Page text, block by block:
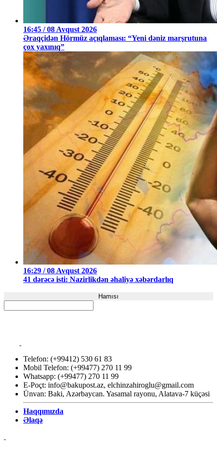
16:45 / 08 Avqust 2026
Əraqçidən Hörmüz açıqlaması: “Yeni dəniz marşrutuna
çox yaxınıq”
16:29 / 08 Avqust 2026
41 dərəcə isti: Nazirlikdən əhaliyə xəbərdarlıq
Hamısı
Telefon: (+99412) 530 61 83
Mobil Telefon: (+99477) 270 11 99
Whatsapp: (+99477) 270 11 99
E-Poçt: info@bakupost.az, elchinzahiroglu@gmail.com
Ünvan: Baki, Azərbaycan. Yasamal rayonu, Alatava-7 küçəsi
Haqqımızda
Əlaqə